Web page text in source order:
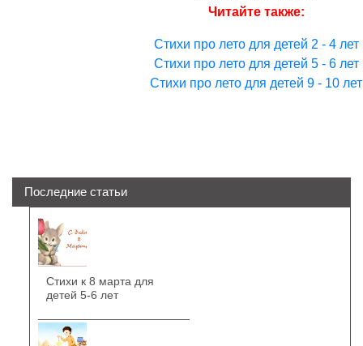
Читайте также:
Стихи про лето для детей 2 - 4 лет
Стихи про лето для детей 5 - 6 лет
Стихи про лето для детей 9 - 10 лет
Последние статьи
Стихи к 8 марта для
детей 5-6 лет